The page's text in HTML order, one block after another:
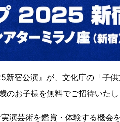
宿公演』が、文化庁の「子
お子様を無料でご招待いたし
演芸術を鑑賞・体験する機会